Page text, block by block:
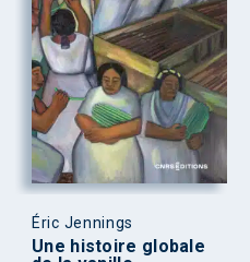
Éric Jennings
Une histoire globale